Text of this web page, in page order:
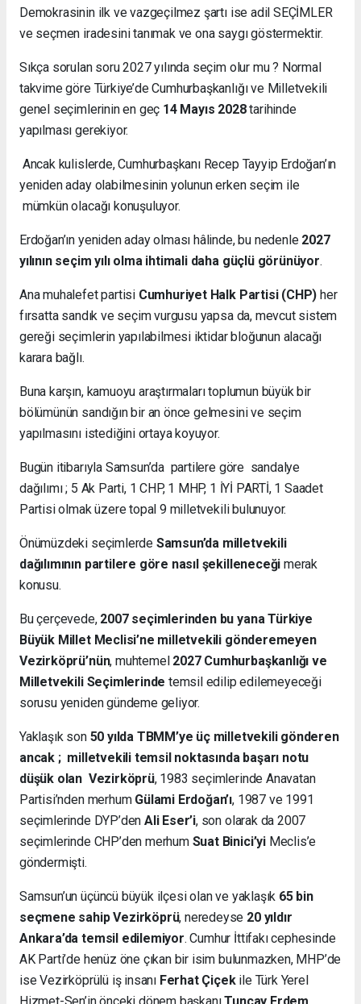
Demokrasinin ilk ve vazgeçilmez şartı ise adil SEÇİMLER
ve seçmen iradesini tanımak ve ona saygı göstermektir.
Sıkça sorulan soru 2027 yılında seçim olur mu ? Normal
takvime göre Türkiye’de Cumhurbaşkanlığı ve Milletvekili
genel seçimlerinin en geç 14 Mayıs 2028tarihinde
yapılması gerekiyor.
Ancak kulislerde, Cumhurbaşkanı Recep Tayyip Erdoğan’ın
yeniden aday olabilmesinin yolunun erken seçim ile
mümkün olacağı konuşuluyor.
Erdoğan’ın yeniden aday olması hâlinde, bu nedenle 2027
yılının seçim yılı olma ihtimali daha güçlü görünüyor.
Ana muhalefet partisi Cumhuriyet Halk Partisi (CHP) her
fırsatta sandık ve seçim vurgusu yapsa da, mevcut sistem
gereği seçimlerin yapılabilmesi iktidar bloğunun alacağı
karara bağlı.
Buna karşın, kamuoyu araştırmaları toplumun büyük bir
bölümünün sandığın bir an önce gelmesini ve seçim
yapılmasını istediğini ortaya koyuyor.
Bugün itibarıyla Samsun’da partilere göre sandalye
dağılımı ; 5 Ak Parti, 1 CHP, 1 MHP, 1 İYİ PARTİ, 1 Saadet
Partisi olmak üzere topal 9 milletvekili bulunuyor.
Önümüzdeki seçimlerde Samsun’da milletvekili
dağılımının partilere göre nasıl şekilleneceği merak
konusu.
Bu çerçevede, 2007 seçimlerinden bu yana Türkiye
Büyük Millet Meclisi’ne milletvekili gönderemeyen
Vezirköprü’nün, muhtemel 2027 Cumhurbaşkanlığı ve
Milletvekili Seçimlerinde temsil edilip edilemeyeceği
sorusu yeniden gündeme geliyor.
Yaklaşık son 50 yılda TBMM’ye üç milletvekili gönderen
ancak ; milletvekili temsil noktasında başarı notu
düşük olan Vezirköprü, 1983 seçimlerinde Anavatan
Partisi’nden merhum Gülami Erdoğan’ı, 1987 ve 1991
seçimlerinde DYP’den Ali Eser’i, son olarak da 2007
seçimlerinde CHP’den merhum Suat Binici’yiMeclis’e
göndermişti.
Samsun’un üçüncü büyük ilçesi olan ve yaklaşık 65 bin
seçmene sahip Vezirköprü, neredeyse 20 yıldır
Ankara’da temsil edilemiyor. Cumhur İttifakı cephesinde
AK Parti’de henüz öne çıkan bir isim bulunmazken, MHP’de
ise Vezirköprülü iş insanı Ferhat Çiçekile Türk Yerel
Hizmet-Sen’in önceki dönem başkanıTuncay Erdem